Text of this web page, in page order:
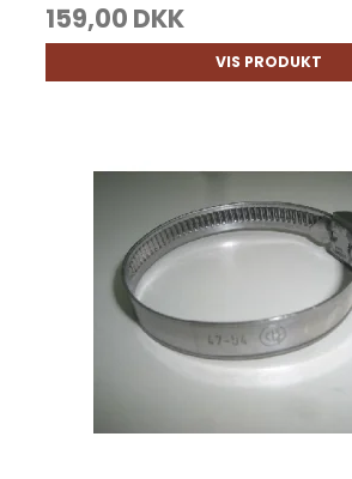
159,00 DKK
VIS PRODUKT